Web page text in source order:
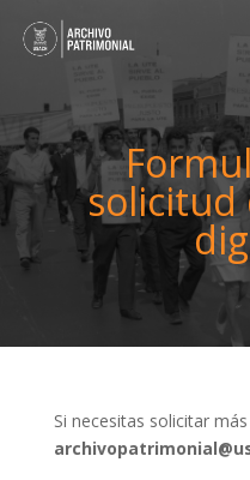
solicitud
Si necesitas solicitar